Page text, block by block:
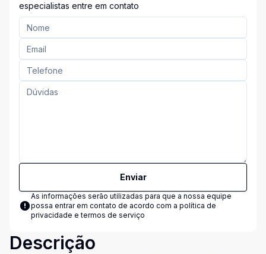
especialistas entre em contato
Enviar
As informações serão utilizadas para que a nossa equipe
possa entrar em contato de acordo com a política de
privacidade e termos de serviço
Descrição